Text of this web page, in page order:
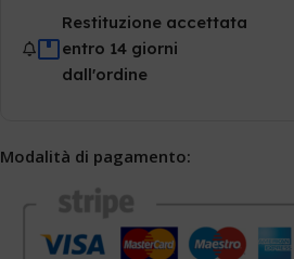
Restituzione accettata
entro 14 giorni
dall'ordine
Modalità di pagamento: